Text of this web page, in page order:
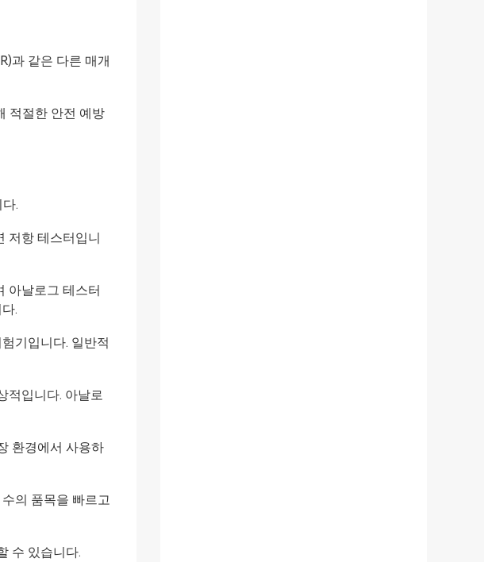
과 같은 다른 매개
적절한 안전 예방
.
저항 테스터입니
아날로그 테스터
.
기입니다. 일반적
적입니다. 아날로
환경에서 사용하
의 품목을 빠르고
수 있습니다.